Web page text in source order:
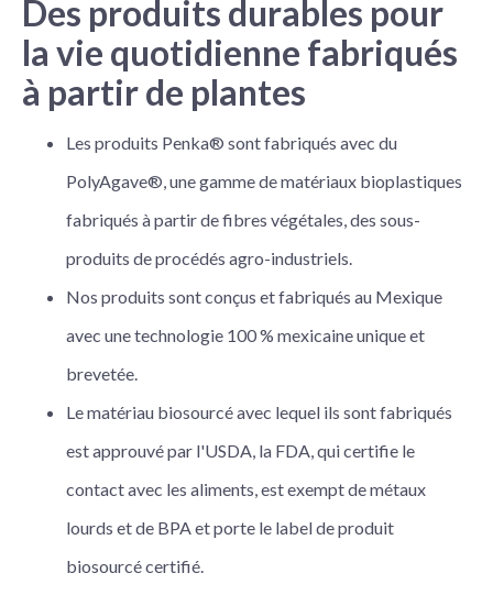
Des produits durables pour
la vie quotidienne fabriqués
à partir de plantes
Les produits Penka® sont fabriqués avec du
PolyAgave®, une gamme de matériaux bioplastiques
fabriqués à partir de fibres végétales, des sous-
produits de procédés agro-industriels.
Nos produits sont conçus et fabriqués au Mexique
avec une technologie 100 % mexicaine unique et
brevetée.
Le matériau biosourcé avec lequel ils sont fabriqués
est approuvé par l'USDA, la FDA, qui certifie le
contact avec les aliments, est exempt de métaux
lourds et de BPA et porte le label de produit
biosourcé certifié.